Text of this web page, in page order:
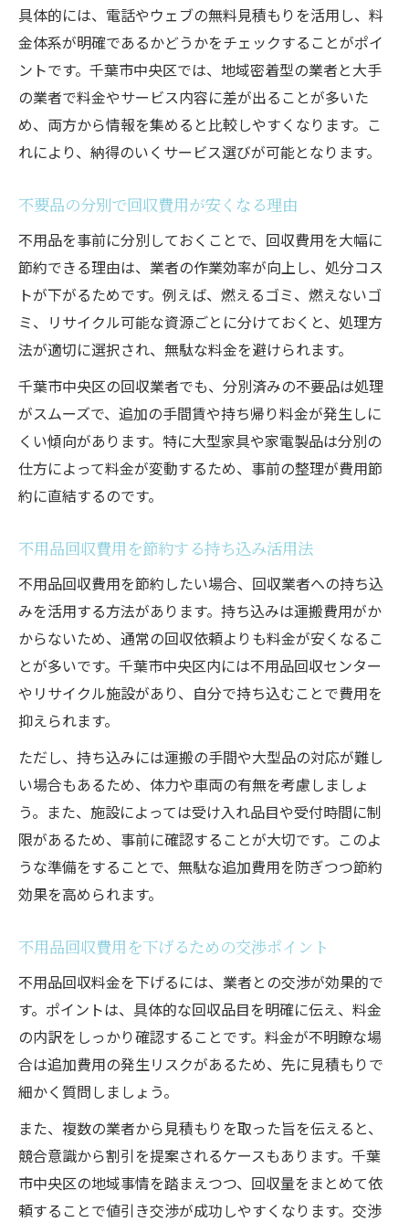
具体的には、電話やウェブの無料見積もりを活用し、料
金体系が明確であるかどうかをチェックすることがポイ
ントです。千葉市中央区では、地域密着型の業者と大手
の業者で料金やサービス内容に差が出ることが多いた
め、両方から情報を集めると比較しやすくなります。こ
れにより、納得のいくサービス選びが可能となります。
不要品の分別で回収費用が安くなる理由
不用品を事前に分別しておくことで、回収費用を大幅に
節約できる理由は、業者の作業効率が向上し、処分コス
トが下がるためです。例えば、燃えるゴミ、燃えないゴ
ミ、リサイクル可能な資源ごとに分けておくと、処理方
法が適切に選択され、無駄な料金を避けられます。
千葉市中央区の回収業者でも、分別済みの不要品は処理
がスムーズで、追加の手間賃や持ち帰り料金が発生しに
くい傾向があります。特に大型家具や家電製品は分別の
仕方によって料金が変動するため、事前の整理が費用節
約に直結するのです。
不用品回収費用を節約する持ち込み活用法
不用品回収費用を節約したい場合、回収業者への持ち込
みを活用する方法があります。持ち込みは運搬費用がか
からないため、通常の回収依頼よりも料金が安くなるこ
とが多いです。千葉市中央区内には不用品回収センター
やリサイクル施設があり、自分で持ち込むことで費用を
抑えられます。
ただし、持ち込みには運搬の手間や大型品の対応が難し
い場合もあるため、体力や車両の有無を考慮しましょ
う。また、施設によっては受け入れ品目や受付時間に制
限があるため、事前に確認することが大切です。このよ
うな準備をすることで、無駄な追加費用を防ぎつつ節約
効果を高められます。
不用品回収費用を下げるための交渉ポイント
不用品回収料金を下げるには、業者との交渉が効果的で
す。ポイントは、具体的な回収品目を明確に伝え、料金
の内訳をしっかり確認することです。料金が不明瞭な場
合は追加費用の発生リスクがあるため、先に見積もりで
細かく質問しましょう。
また、複数の業者から見積もりを取った旨を伝えると、
競合意識から割引を提案されるケースもあります。千葉
市中央区の地域事情を踏まえつつ、回収量をまとめて依
頼することで値引き交渉が成功しやすくなります。交渉